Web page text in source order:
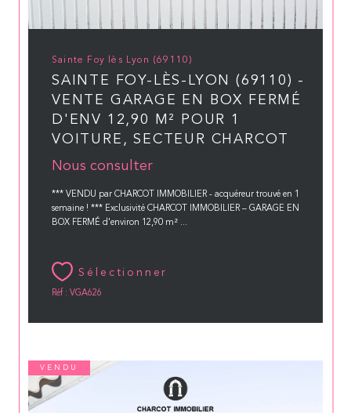
Sainte Foy lès Lyon (69110)
SAINTE FOY-LÈS-LYON (69110) -
VENTE GARAGE EN BOX FERMÉ
D'ENV 12,90 M² POUR 1
VOITURE, SECTEUR CHARCOT
Nous consulter
*** VENDU par CHARCOT IMMOBILIER - acquéreur trouvé en 1
semaine ! *** Exclusivité CHARCOT IMMOBILIER – GARAGE EN
BOX FERMÉ d'environ 12,90 m² ...
Sélectionner
Réf : VGA626
VENDU